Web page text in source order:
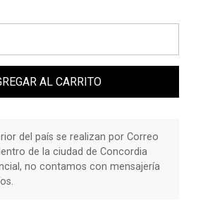
AL CARRITO
del país se realizan por Correo
de la ciudad de Concordia
no contamos con mensajería